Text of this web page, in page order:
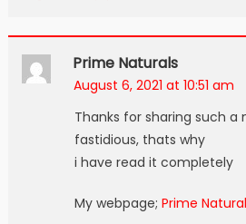
Prime Naturals
August 6, 2021 at 10:51 am
Thanks for sharing such a
fastidious, thats why
i have read it completely
My webpage; Prime